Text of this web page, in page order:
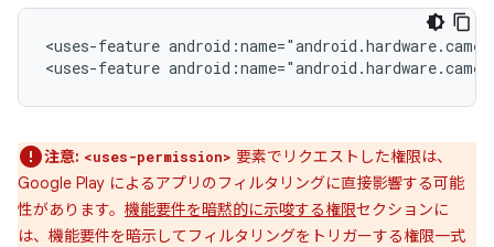
<uses-feature
<uses-feature
注意: <uses-permission> 要素でリクエストした権限は、
Google Play によるアプリのフィルタリングに直接影響する可能
性があります。 機能要件を暗黙的に示唆する権限セクションに
は、機能要件を暗示してフィルタリングをトリガーする権限一式